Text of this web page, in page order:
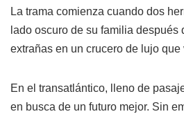
La trama comienza cuando dos
lado oscuro de su familia después
extrañas en un crucero de lujo
En el transatlántico, lleno de
en busca de un futuro mejor. Sin